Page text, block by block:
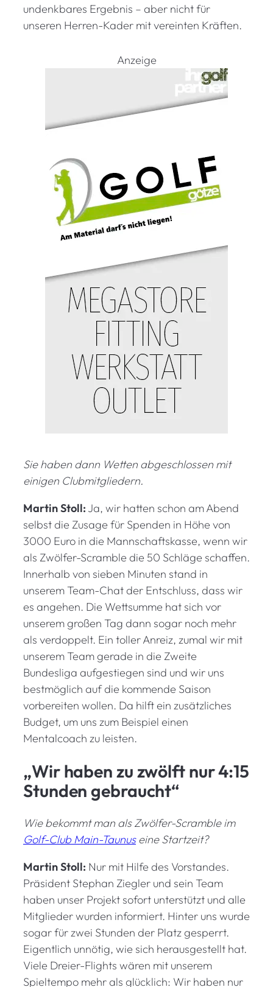
undenkbares Ergebnis – aber nicht für
unseren Herren-Kader mit vereinten Kräften.
Anzeige
Sie haben dann Wetten abgeschlossen mit
einigen Clubmitgliedern.
Martin Stoll: Ja, wir hatten schon am Abend
selbst die Zusage für Spenden in Höhe von
3000 Euro in die Mannschaftskasse, wenn wir
als Zwölfer-Scramble die 50 Schläge schaffen.
Innerhalb von sieben Minuten stand in
unserem Team-Chat der Entschluss, dass wir
es angehen. Die Wettsumme hat sich vor
unserem großen Tag dann sogar noch mehr
als verdoppelt. Ein toller Anreiz, zumal wir mit
unserem Team gerade in die Zweite
Bundesliga aufgestiegen sind und wir uns
bestmöglich auf die kommende Saison
vorbereiten wollen. Da hilft ein zusätzliches
Budget, um uns zum Beispiel einen
Mentalcoach zu leisten.
„Wir haben zu zwölft nur 4:15
Stunden gebraucht“
Wie bekommt man als Zwölfer-Scramble im
Golf-Club Main-Taunuseine Startzeit?
Martin Stoll: Nur mit Hilfe des Vorstandes.
Präsident Stephan Ziegler und sein Team
haben unser Projekt sofort unterstützt und alle
Mitglieder wurden informiert. Hinter uns wurde
sogar für zwei Stunden der Platz gesperrt.
Eigentlich unnötig, wie sich herausgestellt hat.
Viele Dreier-Flights wären mit unserem
Spieltempo mehr als glücklich: Wir haben nur